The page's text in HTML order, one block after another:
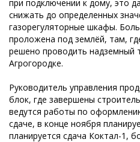
при подключении к дому, это
снижать до определенных
газорегуляторные шкафы.
проложена под землёй, там,
решено проводить надземный
Агрогородке.
Руководитель управления
блок, где завершены
ведутся работы по
сдаче, в конце ноября
планируется сдача Коктал-1,